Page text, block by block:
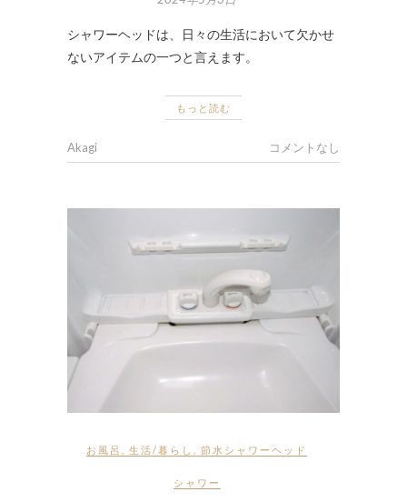
シャワーヘッドは、日々の生活において欠かせ
ないアイテムの一つと言えます。
もっと読む
Akagi コメントなし
お風呂 生活/暮らし 節水シャワーヘッド
シャワー